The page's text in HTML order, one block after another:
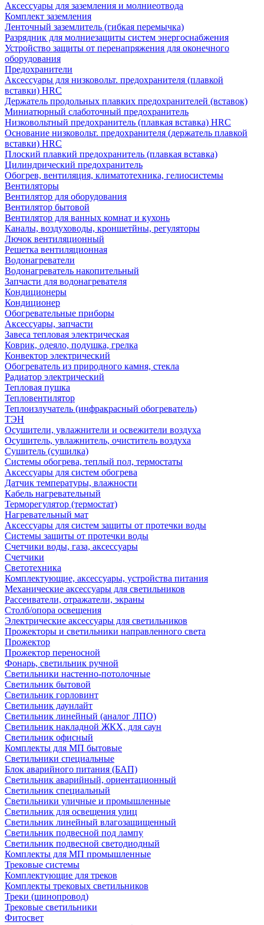
Аксессуары для заземления и молниеотвода
Комплект заземления
Ленточный заземлитель (гибкая перемычка)
Разрядник для молниезащиты систем энергоснабжения
Устройство защиты от перенапряжения для оконечного
оборудования
Предохранители
Аксессуары для низковольт. предохранителя (плавкой
вставки) HRC
Держатель продольных плавких предохранителей (вставок)
Миниатюрный слаботочный предохранитель
Низковольтный предохранитель (плавкая вставка) HRC
Основание низковольт. предохранителя (держатель плавкой
вставки) HRC
Плоский плавкий предохранитель (плавкая вставка)
Цилиндрический предохранитель
Обогрев, вентиляция, климатотехника, гелиосистемы
Вентиляторы
Вентилятор для оборудования
Вентилятор бытовой
Вентилятор для ванных комнат и кухонь
Каналы, воздуховоды, кроншетйны, регуляторы
Лючок вентиляционный
Решетка вентиляционная
Водонагреватели
Водонагреватель накопительный
Запчасти для водонагревателя
Кондиционеры
Кондиционер
Обогревательные приборы
Аксессуары, запчасти
Завеса тепловая электрическая
Коврик, одеяло, подушка, грелка
Конвектор электрический
Обогреватель из природного камня, стекла
Радиатор электрический
Тепловая пушка
Тепловентилятор
Теплоизлучатель (инфракрасный обогреватель)
ТЭН
Осушители, увлажнители и освежители воздуха
Осушитель, увлажнитель, очиститель воздуха
Сушитель (сушилка)
Системы обогрева, теплый пол, термостаты
Аксессуары для систем обогрева
Датчик температуры, влажности
Кабель нагревательный
Терморегулятор (термостат)
Нагревательный мат
Аксессуары для систем защиты от протечки воды
Системы защиты от протечки воды
Счетчики воды, газа, аксессуары
Счетчики
Светотехника
Комплектующие, аксессуары, устройства питания
Механические аксессуары для светильников
Рассеиватели, отражатели, экраны
Столб/опора освещения
Электрические аксессуары для светильников
Прожекторы и светильники направленного света
Прожектор
Прожектор переносной
Фонарь, светильник ручной
Светильники настенно-потолочные
Светильник бытовой
Светильник горловинт
Светильник даунлайт
Светильник линейный (аналог ЛПО)
Светильник накладной ЖКХ, для саун
Светильник офисный
Комплекты для МП бытовые
Светильники специальные
Блок аварийного питания (БАП)
Светильник аварийный, ориентационный
Светильник специальный
Светильники уличные и промышленные
Светильник для освещения улиц
Светильник линейный влагозащищенный
Светильник подвесной под лампу
Светильник подвесной светодиодный
Комплекты для МП промышленные
Трековые системы
Комплектующие для треков
Комплекты трековых светильников
Треки (шинопровод)
Трековые светильники
Фитосвет